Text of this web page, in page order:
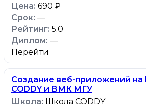
690 ₽
—
5.0
—
Перейти
Создание веб-приложений на
CODDY и ВМК МГУ
Школа CODDY